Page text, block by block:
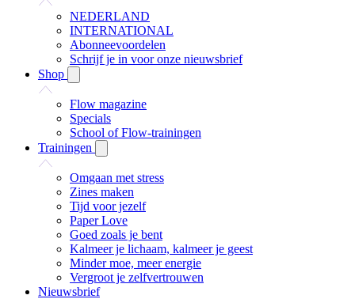
NEDERLAND
INTERNATIONAL
Abonneevoordelen
Schrijf je in voor onze nieuwsbrief
Shop
Flow magazine
Specials
School of Flow-trainingen
Trainingen
Omgaan met stress
Zines maken
Tijd voor jezelf
Paper Love
Goed zoals je bent
Kalmeer je lichaam, kalmeer je geest
Minder moe, meer energie
Vergroot je zelfvertrouwen
Nieuwsbrief